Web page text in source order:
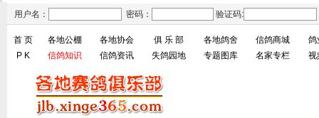
用户名： 密码： 验证码:
首 页 各地公棚 各地协会 俱 乐 部 各地鸽舍 信鸽商城
鸽
P K
信鸽知识 信鸽资讯 失鸽园地 专题图库 名家专栏 视